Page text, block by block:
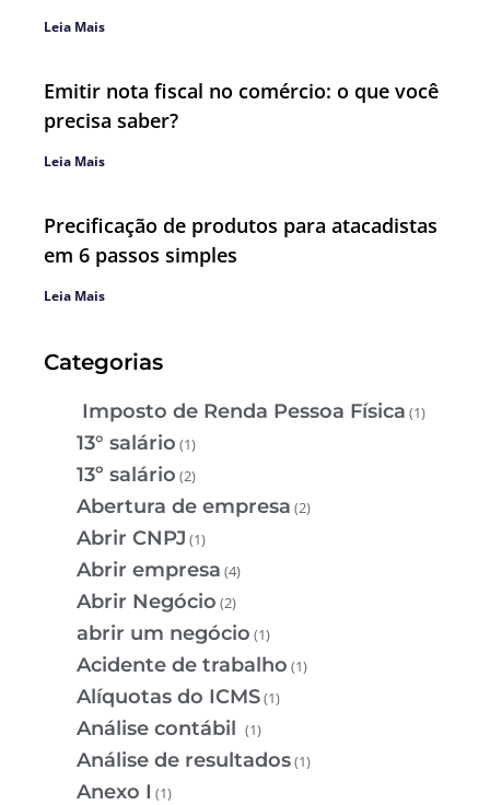
Leia Mais
Emitir nota fiscal no comércio: o que você
precisa saber?
Leia Mais
Precificação de produtos para atacadistas
em 6 passos simples
Leia Mais
Categorias
Imposto de Renda Pessoa Física (1)
13° salário (1)
13º salário (2)
Abertura de empresa (2)
Abrir CNPJ (1)
Abrir empresa (4)
Abrir Negócio (2)
abrir um negócio (1)
Acidente de trabalho (1)
Alíquotas do ICMS(1)
Análise contábil (1)
Análise de resultados(1)
Anexo I (1)